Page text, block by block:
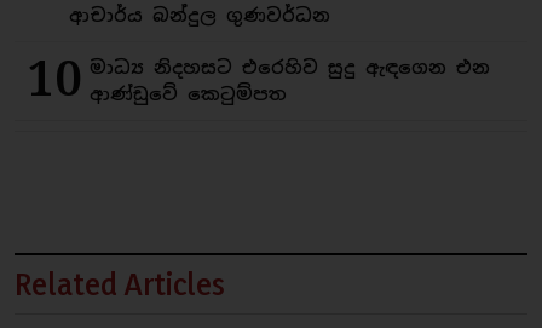
ආචාර්ය බන්දුල ගුණවර්ධන
10 මාධ්‍ය නිදහසට එරෙහිව සුදු ඇඳගෙන එන
ආණ්ඩුවේ කෙටුම්පත
Related Articles